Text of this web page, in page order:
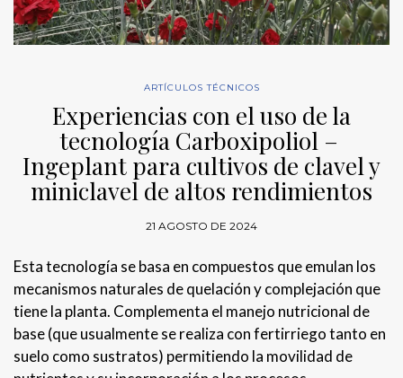
ARTÍCULOS TÉCNICOS
Experiencias con el uso de la
tecnología Carboxipoliol –
Ingeplant para cultivos de clavel y
miniclavel de altos rendimientos
21 AGOSTO DE 2024
Esta tecnología se basa en compuestos que emulan los
mecanismos naturales de quelación y complejación que
tiene la planta. Complementa el manejo nutricional de
base (que usualmente se realiza con fertirriego tanto en
suelo como sustratos) permitiendo la movilidad de